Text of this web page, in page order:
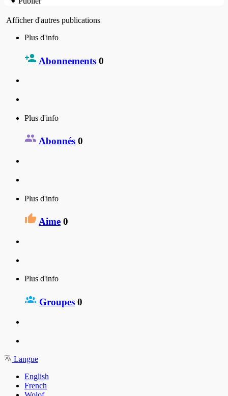
Afficher d'autres publications
Plus d'info
Abonnements 0
Plus d'info
Abonnés 0
Plus d'info
Aime 0
Plus d'info
Groupes 0
Langue
English
French